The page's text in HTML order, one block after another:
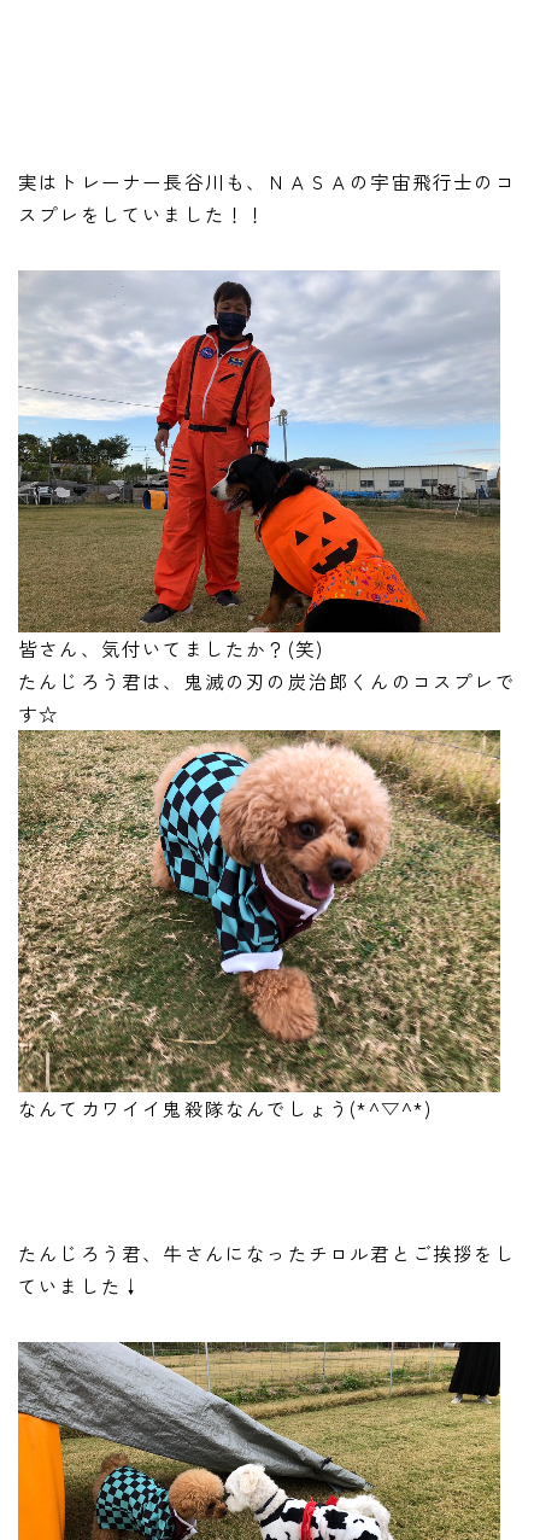
実はトレーナー長谷川も、ＮＡＳＡの宇宙飛行士のコ
スプレをしていました！！
皆さん、気付いてましたか？(笑)
たんじろう君は、鬼滅の刃の炭治郎くんのコスプレで
す☆
なんてカワイイ鬼殺隊なんでしょう(*^▽^*)
たんじろう君、牛さんになったチロル君とご挨拶をし
ていました↓